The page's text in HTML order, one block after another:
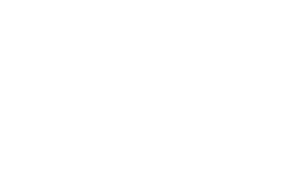
Друг, тогда предлагаю
и хвала! Слава твоя